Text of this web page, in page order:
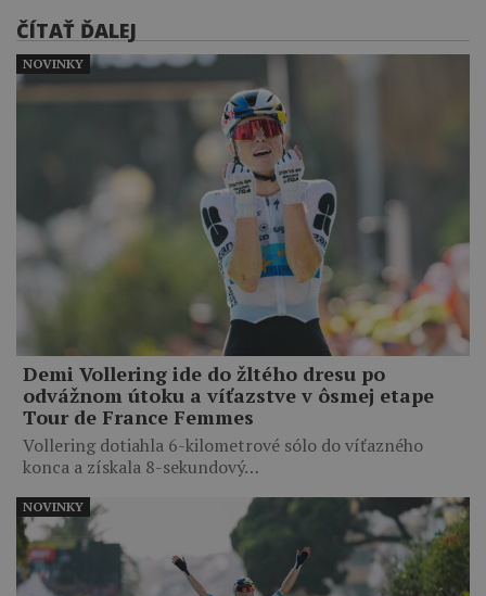
ČÍTAŤ ĎALEJ
Demi Vollering ide do žltého dresu po
odvážnom útoku a víťazstve v ôsmej etape
Tour de France Femmes
Vollering dotiahla 6-kilometrové sólo do víťazného
konca a získala 8-sekundový…
NOVINKY
NOVINKY